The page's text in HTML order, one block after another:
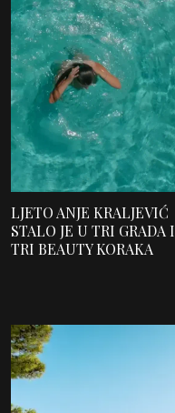
LJETO ANJE KRALJEVIĆ
STALO JE U TRI GRADA I
TRI BEAUTY KORAKA